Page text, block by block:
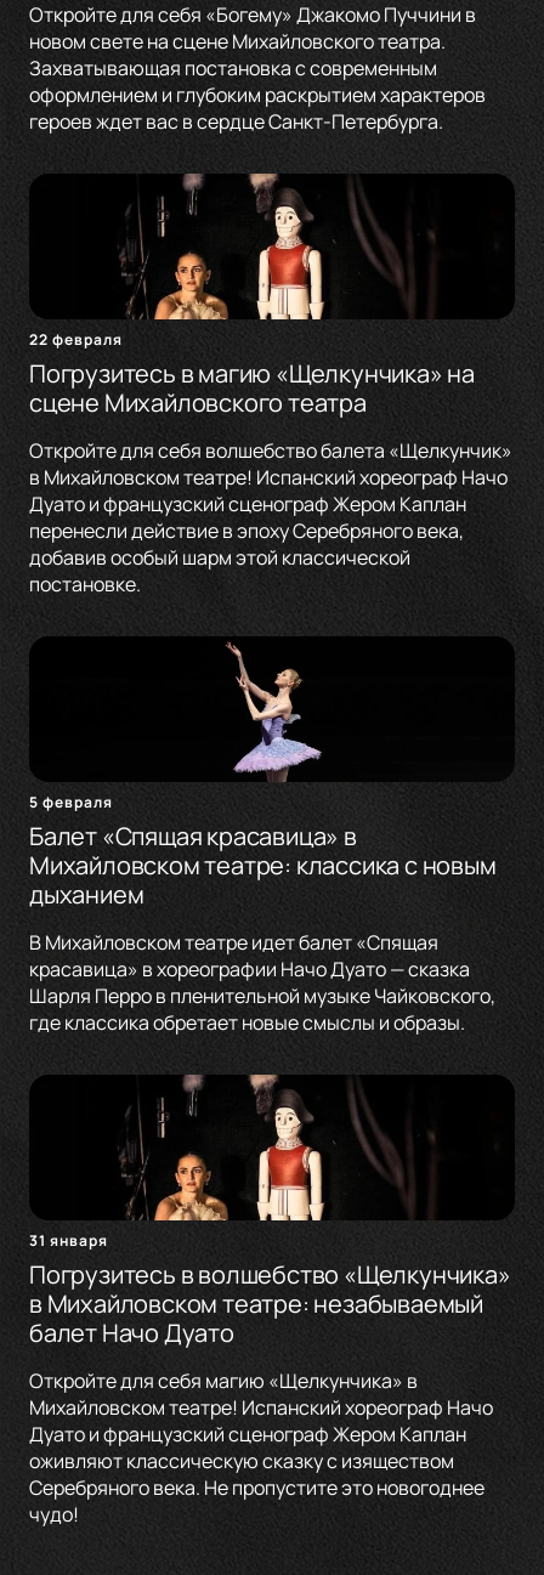
Откройте для себя «Богему» Джакомо Пуччини в
новом свете на сцене Михайловского театра.
Захватывающая постановка с современным
оформлением и глубоким раскрытием характеров
героев ждет вас в сердце Санкт-Петербурга.
22 февраля
Погрузитесь в магию «Щелкунчика» на
сцене Михайловского театра
Откройте для себя волшебство балета «Щелкунчик»
в Михайловском театре! Испанский хореограф Начо
Дуато и французский сценограф Жером Каплан
перенесли действие в эпоху Серебряного века,
добавив особый шарм этой классической
постановке.
5 февраля
Балет «Спящая красавица» в
Михайловском театре: классика с новым
дыханием
В Михайловском театре идет балет «Спящая
красавица» в хореографии Начо Дуато — сказка
Шарля Перро в пленительной музыке Чайковского,
где классика обретает новые смыслы и образы.
31 января
Погрузитесь в волшебство «Щелкунчика»
в Михайловском театре: незабываемый
балет Начо Дуато
Откройте для себя магию «Щелкунчика» в
Михайловском театре! Испанский хореограф Начо
Дуато и французский сценограф Жером Каплан
оживляют классическую сказку с изяществом
Серебряного века. Не пропустите это новогоднее
чудо!